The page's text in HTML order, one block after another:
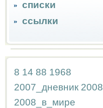
списки
ссылки
8 14 88 1968
2007_дневник 2008
2008_в_мире